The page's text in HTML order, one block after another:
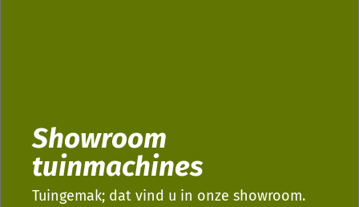
Showroom
tuinmachines
Tuingemak; dat vind u in onze showroom.